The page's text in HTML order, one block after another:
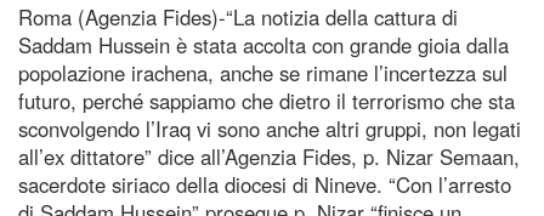
Roma (Agenzia Fides)-“La notizia della cattura di
Saddam Hussein è stata accolta con grande gioia dalla
popolazione irachena, anche se rimane l’incertezza sul
futuro, perché sappiamo che dietro il terrorismo che sta
sconvolgendo l’Iraq vi sono anche altri gruppi, non legati
all’ex dittatore” dice all’Agenzia Fides, p. Nizar Semaan,
sacerdote siriaco della diocesi di Nineve. “Con l’arresto